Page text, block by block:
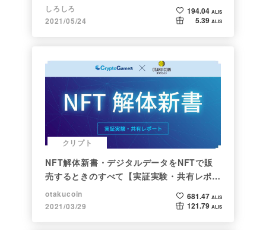
しろしろ
2021/05/24
194.04 ALIS
5.39 ALIS
クリプト
NFT解体新書・デジタルデータをNFTで販
売するときのすべて【実証実験・共有レポー
ト】
otakucoin
2021/03/29
681.47 ALIS
121.79 ALIS